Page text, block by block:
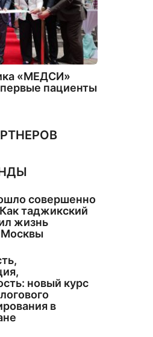
«МЕДСИ»
пациенты
совершенно
таджикский
жизнь
Москвы
новый курс
в